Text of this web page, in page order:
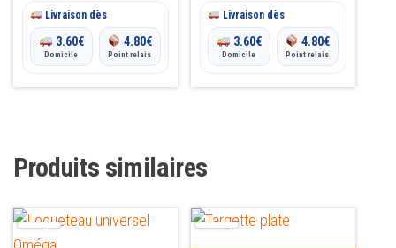
produit
Livraison dès
3.60€
Domicile
4.80€
Point relais
produit
Livraison dès
3.60€
Domicile
4.80€
Point relais
Produits similaires